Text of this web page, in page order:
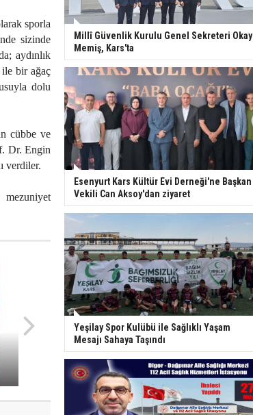
sporla
sizinde
aydınlık
bir ağaç
dolu
cübbe ve
Dr. Engin
verdiler.
mezuniyet
Millî Güvenlik Kurulu Genel Sekreteri Okay
Memiş, Kars'ta
Esenyurt Kars Kültür Evi Derneği'ne Başkan
Vekili Can Aksoy'dan ziyaret
Yeşilay Spor Kulübü ile Sağlıklı Yaşam
Mesajı Sahaya Taşındı